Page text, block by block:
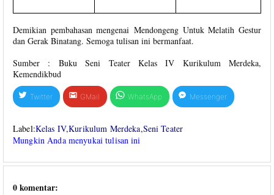
Demikian pembahasan mengenai Mendongeng Untuk Melatih Gestur
dan Gerak Binatang. Semoga tulisan ini bermanfaat.
Sumber : Buku Seni Teater Kelas IV Kurikulum Merdeka,
Kemendikbud
Twitter GMail WhatsApp Messenger
Label:Kelas IV,Kurikulum Merdeka,Seni Teater
Mungkin Anda menyukai tulisan ini
0 komentar: